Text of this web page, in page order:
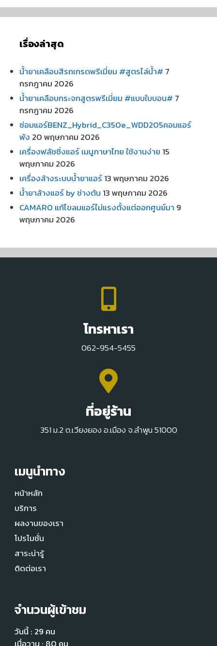
เรื่องล่าสุด
น้ำยาเคลือบสีรถเกรดพรีเมี่ยม #สูตรไล่น้ำ# 7
กรกฎาคม 2026
น้ำยาเคลือบกระจกสูตรพรีเมี่ยม #แบบใบบอน# 7
กรกฎาคม 2026
ซ่อมแอร์BENZ_Hybrid_C350e_WDD205คอมแอร์
พัง 20 พฤษภาคม 2026
เครื่องฟลัชชิ่งแอร์ เมนูภาษาไทย ใช้งานง่าย 15
พฤษภาคม 2026
เครื่องล้างระบบน้ำยาแอร์13 พฤษภาคม 2026
น้ำยาล้างแอร์ by ช่างต้น 13 พฤษภาคม 2026
CAMARO แก้ไขลมแอร์ไม่แรงตั้งแต่ออกศูนย์มา 9
พฤษภาคม 2026
โทรหาเรา
062-954-5455
ที่อยู่ร้าน
351 ม.2 ต.เวียงยอง อ.เมือง จ.ลำพูน 51000
เมนูนำทาง
หน้าหลัก
บริการ
ผลงานของเรา
โปรโมชั่น
สาระน่ารู้
ติดต่อเรา
จำนวนผู้เข้าชม
วันนี้ : 29 คน